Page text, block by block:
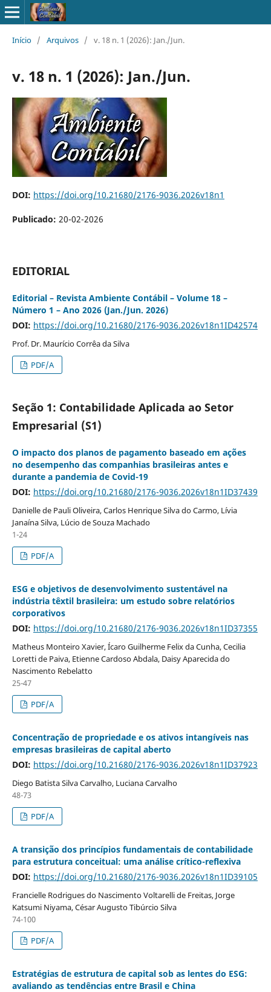
Início / Arquivos / v. 18 n. 1 (2026): Jan./Jun.
v. 18 n. 1 (2026): Jan./Jun.
DOI: https://doi.org/10.21680/2176-9036.2026v18n1
Publicado: 20-02-2026
EDITORIAL
Editorial – Revista Ambiente Contábil – Volume 18 –
Número 1 – Ano 2026 (Jan./Jun. 2026)
DOI: https://doi.org/10.21680/2176-9036.2026v18n1ID42574
Prof. Dr. Maurício Corrêa da Silva
PDF/A
Seção 1: Contabilidade Aplicada ao Setor
Empresarial (S1)
O impacto dos planos de pagamento baseado em ações
no desempenho das companhias brasileiras antes e
durante a pandemia de Covid-19
DOI: https://doi.org/10.21680/2176-9036.2026v18n1ID37439
Danielle de Pauli Oliveira, Carlos Henrique Silva do Carmo, Lívia
Janaína Silva, Lúcio de Souza Machado
1-24
PDF/A
ESG e objetivos de desenvolvimento sustentável na
indústria têxtil brasileira: um estudo sobre relatórios
corporativos
DOI: https://doi.org/10.21680/2176-9036.2026v18n1ID37355
Matheus Monteiro Xavier, Ícaro Guilherme Felix da Cunha, Cecilia
Loretti de Paiva, Etienne Cardoso Abdala, Daisy Aparecida do
Nascimento Rebelatto
25-47
PDF/A
Concentração de propriedade e os ativos intangíveis nas
empresas brasileiras de capital aberto
DOI: https://doi.org/10.21680/2176-9036.2026v18n1ID37923
Diego Batista Silva Carvalho, Luciana Carvalho
48-73
PDF/A
A transição dos princípios fundamentais de contabilidade
para estrutura conceitual: uma análise crítico-reflexiva
DOI: https://doi.org/10.21680/2176-9036.2026v18n1ID39105
Francielle Rodrigues do Nascimento Voltarelli de Freitas, Jorge
Katsumi Niyama, César Augusto Tibúrcio Silva
74-100
PDF/A
Estratégias de estrutura de capital sob as lentes do ESG:
avaliando as tendências entre Brasil e China